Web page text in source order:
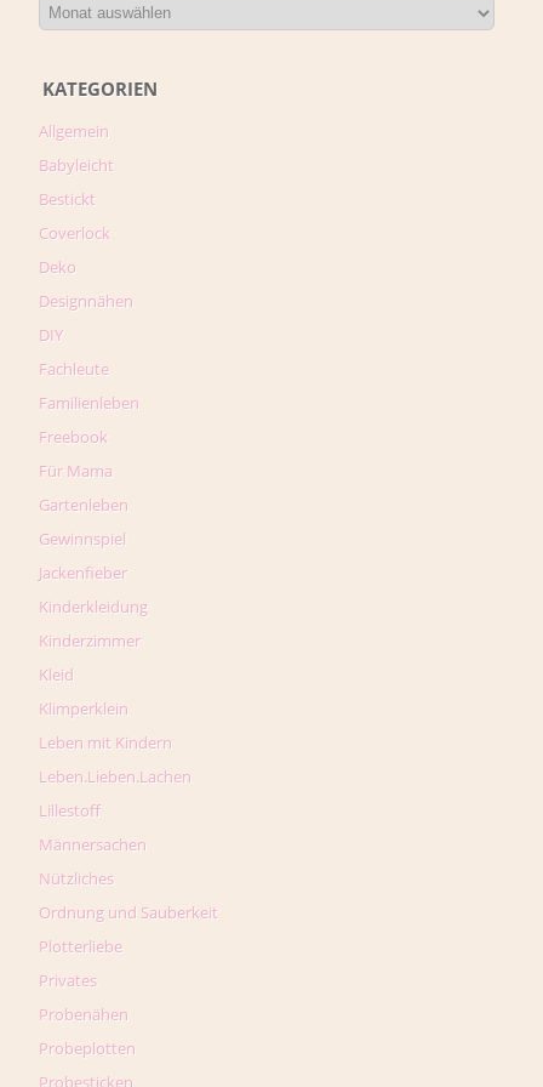
KATEGORIEN
Allgemein
Babyleicht
Bestickt
Coverlock
Deko
Designnähen
DIY
Fachleute
Familienleben
Freebook
Für Mama
Gartenleben
Gewinnspiel
Jackenfieber
Kinderkleidung
Kinderzimmer
Kleid
Klimperklein
Leben mit Kindern
Leben.Lieben.Lachen
Lillestoff
Männersachen
Nützliches
Ordnung und Sauberkeit
Plotterliebe
Privates
Probenähen
Probeplotten
Probesticken